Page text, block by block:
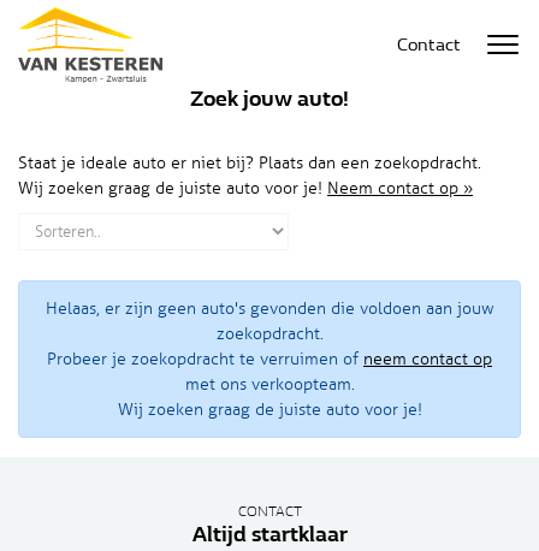
Contact
Zoek jouw auto!
Staat je ideale auto er niet bij? Plaats dan een zoekopdracht.
Wij zoeken graag de juiste auto voor je! Neem contact op »
Helaas, er zijn geen auto's gevonden die voldoen aan jouw
zoekopdracht.
Probeer je zoekopdracht te verruimen of neem contact op
met ons verkoopteam.
Wij zoeken graag de juiste auto voor je!
CONTACT
Altijd startklaar